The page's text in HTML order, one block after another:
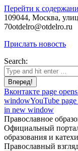
Перейти к
109044, Москва,
70otdelro@otdelro.ru
Прислать новость
Search:
Вконтакте page
windowYouTube
in new window
Православное
Официальный
образования и
Православный